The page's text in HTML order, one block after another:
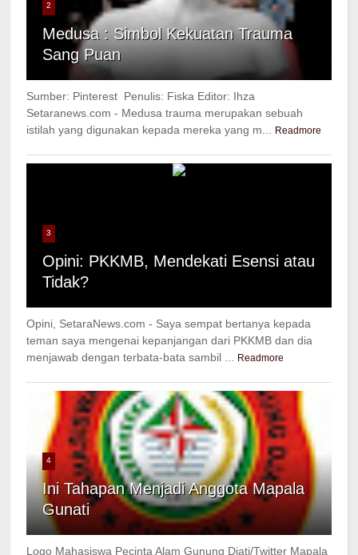
2
Medusa : Simbol Kekuatan Trauma
Sang Puan
Sumber: Pinterest Penulis: Fiska Editor: Ihza
Setaranews.com - Medusa trauma merupakan sebuah
istilah yang digunakan kepada mereka yang m...
Readmore
3
Opini: PKKMB, Mendekati Esensi atau
Tidak?
Opini, SetaraNews.com - Saya sempat bertanya kepada
teman saya mengenai kepanjangan dari PKKMB dan dia
menjawab dengan terbata-bata sambil ...
Readmore
4
Ini Tahapan Menjadi Anggota Mapala
Gunati
Logo Mahasiswa Pecinta Alam Gunung Djati/Twitter Mapala